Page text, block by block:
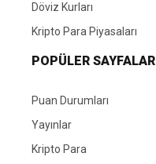
Döviz Kurları
Kripto Para Piyasaları
POPÜLER SAYFALAR
Puan Durumları
Yayınlar
Kripto Para